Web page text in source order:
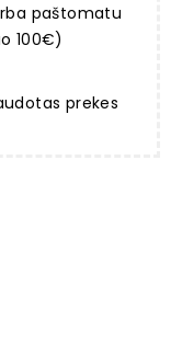
paštomatu
100€)
prekes